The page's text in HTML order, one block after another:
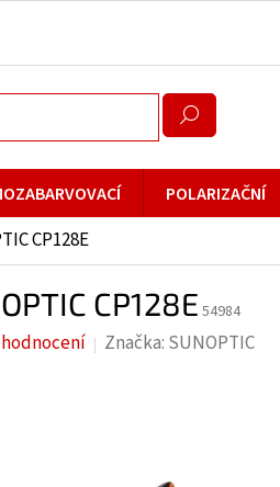
POLARIZAČNÍ
CP128E
CP128E 54984
Značka: SUNOPTIC